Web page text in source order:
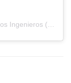
Una publicación compartida por Nosotros Los Ingenieros (@nosotros.los.ingenieros)